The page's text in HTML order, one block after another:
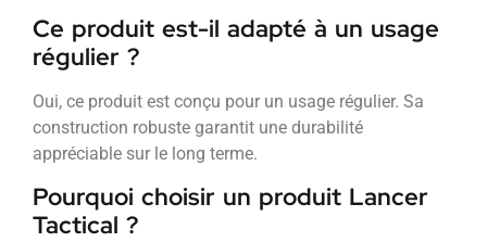
Ce produit est-il adapté à un usage
régulier ?
Oui, ce produit est conçu pour un usage régulier. Sa
construction robuste garantit une durabilité
appréciable sur le long terme.
Pourquoi choisir un produit Lancer
Tactical ?